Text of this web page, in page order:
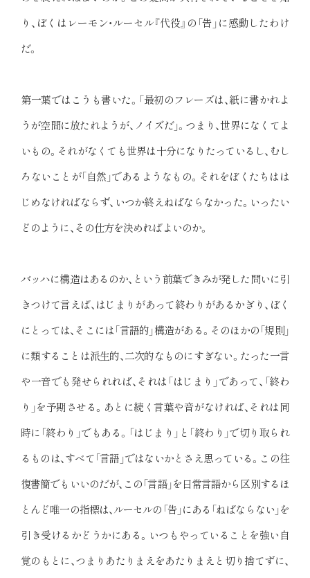
り、ぼくはレーモン・ルーセル『代役』の「告」に感動したわけ
だ。
第一葉ではこうも書いた。「最初のフレーズは、紙に書かれよ
うが空間に放たれようが、ノイズだ」。つまり、世界になくてよ
いもの。それがなくても世界は十分になりたっているし、むし
ろないことが「自然」であるようなもの。それをぼくたちはは
じめなければならず、いつか終えねばならなかった。いったい
どのように、その仕方を決めればよいのか。
バッハに構造はあるのか、という前葉できみが発した問いに引
きつけて言えば、はじまりがあって終わりがあるかぎり、ぼく
にとっては、そこには「言語的」構造がある。そのほかの「規則」
に類することは派生的、二次的なものにすぎない。たった一言
や一音でも発せられれば、それは「はじまり」であって、「終わ
り」を予期させる。あとに続く言葉や音がなければ、それは同
時に「終わり」でもある。「はじまり」と「終わり」で切り取られ
るものは、すべて「言語」ではないかとさえ思っている。この往
復書簡でもいいのだが、この「言語」を日常言語から区別するほ
とんど唯一の指標は、ルーセルの「告」にある「ねばならない」を
引き受けるかどうかにある。いつもやっていることを強い自
覚のもとに、つまりあたりまえをあたりまえと切り捨てずに、